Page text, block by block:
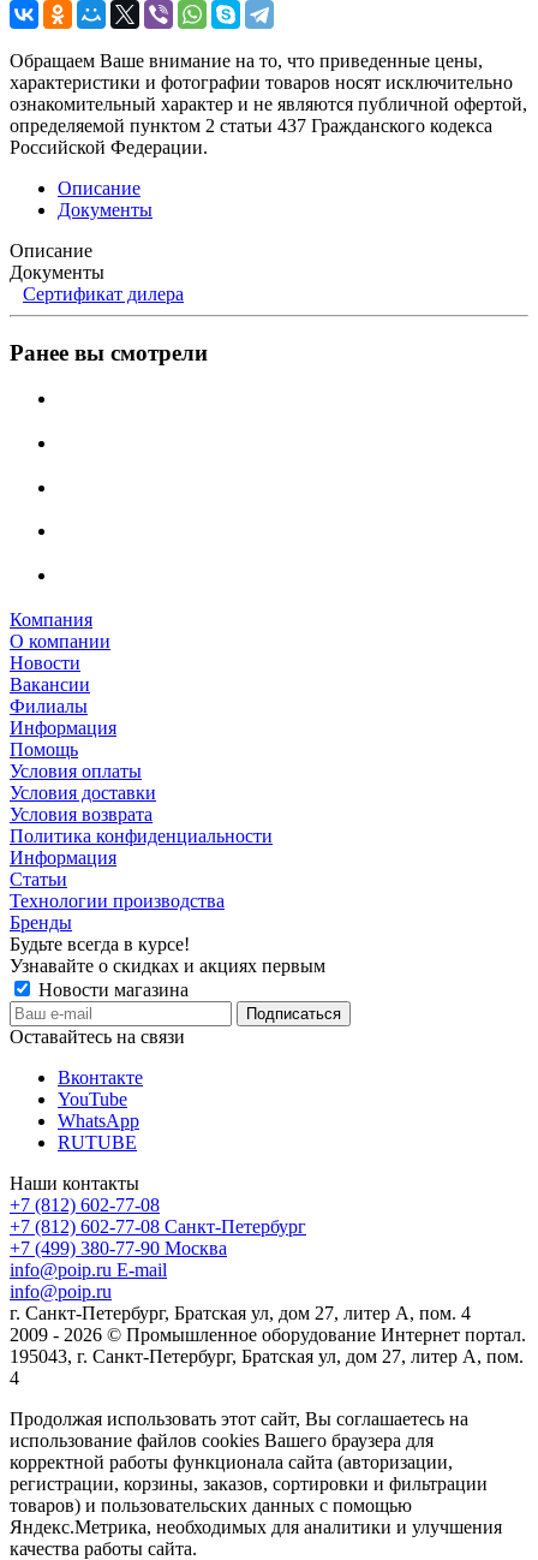
Обращаем Ваше внимание на то, что приведенные цены,
характеристики и фотографии товаров носят исключительно
ознакомительный характер и не являются публичной офертой,
определяемой пунктом 2 статьи 437 Гражданского кодекса
Российской Федерации.
Описание
Документы
Описание
Документы
Сертификат дилера
Ранее вы смотрели
Компания
О компании
Новости
Вакансии
Филиалы
Информация
Помощь
Условия оплаты
Условия доставки
Условия возврата
Политика конфиденциальности
Информация
Статьи
Технологии производства
Бренды
Будьте всегда в курсе!
Узнавайте о скидках и акциях первым
Новости магазина
Оставайтесь на связи
Вконтакте
YouTube
WhatsApp
RUTUBE
Наши контакты
+7 (812) 602-77-08
+7 (812) 602-77-08 Санкт-Петербург
+7 (499) 380-77-90 Москва
info@poip.ru E-mail
info@poip.ru
г. Санкт-Петербург, Братская ул, дом 27, литер А, пом. 4
2009 - 2026 © Промышленное оборудование Интернет портал.
195043, г. Санкт-Петербург, Братская ул, дом 27, литер А, пом.
4
Продолжая использовать этот сайт, Вы соглашаетесь на
использование файлов cookies Вашего браузера для
корректной работы функционала сайта (авторизации,
регистрации, корзины, заказов, сортировки и фильтрации
товаров) и пользовательских данных с помощью
Яндекс.Метрика, необходимых для аналитики и улучшения
качества работы сайта.